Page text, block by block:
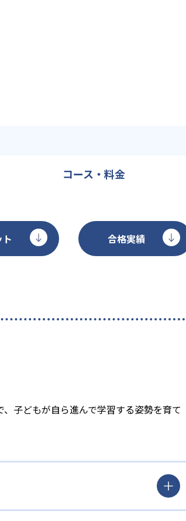
コース・料金
合格実績
子どもが自ら進んで学習する姿勢を育て